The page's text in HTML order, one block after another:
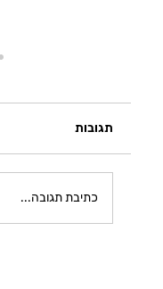
הקשיבו ללב
תגובות
כתיבת תגובה...